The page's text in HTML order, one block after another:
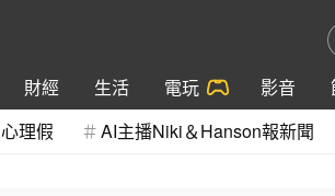
財經 生活 電玩 影音
心理假 AI主播Niki＆Hanson報新聞